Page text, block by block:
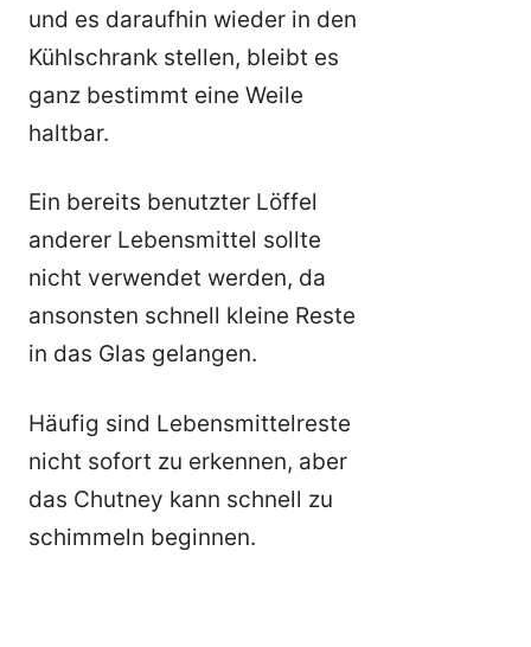
und es daraufhin wieder in den
Kühlschrank stellen, bleibt es
ganz bestimmt eine Weile
haltbar.
Ein bereits benutzter Löffel
anderer Lebensmittel sollte
nicht verwendet werden, da
ansonsten schnell kleine Reste
in das Glas gelangen.
Häufig sind Lebensmittelreste
nicht sofort zu erkennen, aber
das Chutney kann schnell zu
schimmeln beginnen.